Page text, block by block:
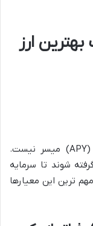
ارز
تنها با نگاه به بالاترین نرخ بازده سالانه (APY) میسر نیست.
شوند تا سرمایه
ترین این معیارها